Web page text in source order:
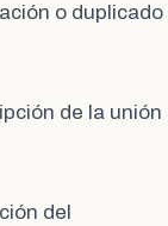
o duplicado
de la unión
del